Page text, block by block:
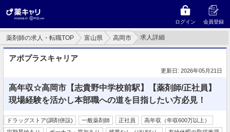
ログイン 会員登録
薬剤師の求人・転職TOP 富山県 高岡市 求人詳細
アポプラスキャリア
更新日: 2026年05月21日
高年収☆高岡市【志貴野中学校前駅】【薬剤師/正社員】
現場経験を活かし本部職への道を目指したい方必見！
ドラッグストア(調剤併設) 一般薬剤師 正社員
高年収（年収600万以上）